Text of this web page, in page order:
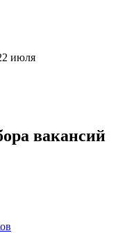
июля
вакансий